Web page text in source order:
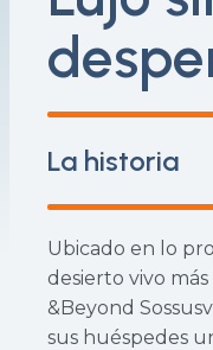
La historia
Ubicado en lo
desierto vivo
&Beyond
sus huéspedes